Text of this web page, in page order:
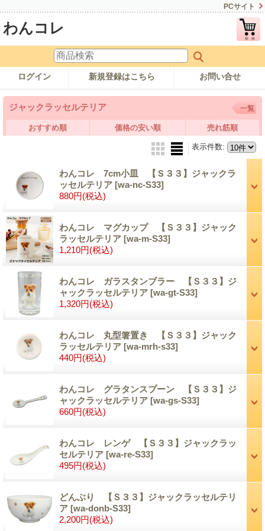
PCサイト
わんコレ
ログイン 新規登録はこちら お問い合せ
ジャックラッセルテリア 一覧
おすすめ順 価格の安い順 売れ筋順
表示件数:
わんコレ 7cm小皿 【Ｓ３３】ジャックラ
ッセルテリア [wa-nc-S33]
880円(税込)
わんコレ マグカップ 【Ｓ３３】ジャック
ラッセルテリア [wa-m-S33]
1,210円(税込)
わんコレ ガラスタンブラー 【Ｓ３３】ジ
ャックラッセルテリア [wa-gt-S33]
1,320円(税込)
わんコレ 丸型箸置き 【Ｓ３３】ジャック
ラッセルテリア [wa-mrh-s33]
440円(税込)
わんコレ グラタンスプーン 【Ｓ３３】ジ
ャックラッセルテリア [wa-gs-S33]
660円(税込)
わんコレ レンゲ 【Ｓ３３】ジャックラッ
セルテリア [wa-re-S33]
495円(税込)
どんぶり 【Ｓ３３】ジャックラッセルテリ
ア [wa-donb-S33]
2,200円(税込)